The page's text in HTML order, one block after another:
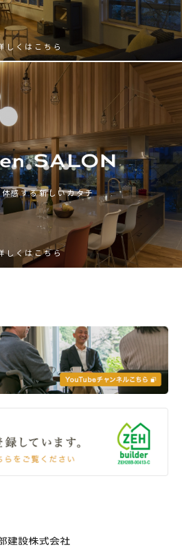
しくはこちら
感する新しいカタチ
しくはこちら